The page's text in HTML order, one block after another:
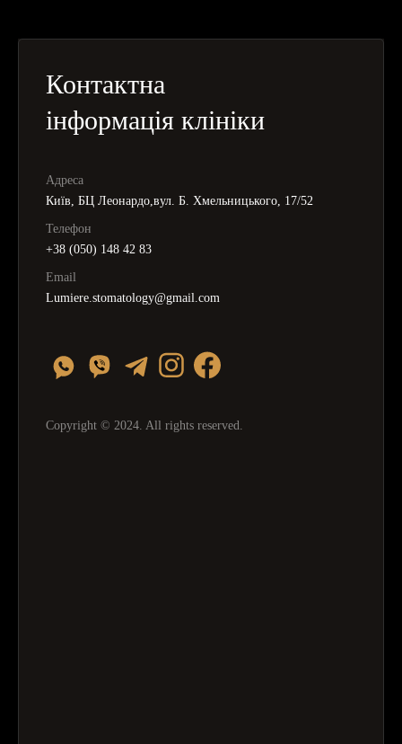
Контактна
інформація клініки
Адреса
Київ, БЦ Леонардо,вул. Б. Хмельницького, 17/52
Телефон
+38 (050) 148 42 83
Email
Lumiere.stomatology@gmail.com
Copyright © 2024. All rights reserved.